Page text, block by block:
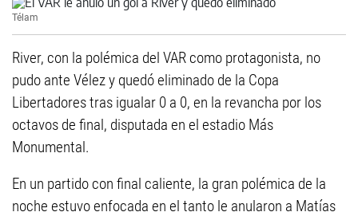
Télam
River, con la polémica del VAR como protagonista, no
pudo ante Vélez y quedó eliminado de la Copa
Libertadores tras igualar 0 a 0, en la revancha por los
octavos de final, disputada en el estadio Más
Monumental.
En un partido con final caliente, la gran polémica de la
noche estuvo enfocada en el tanto le anularon a Matías